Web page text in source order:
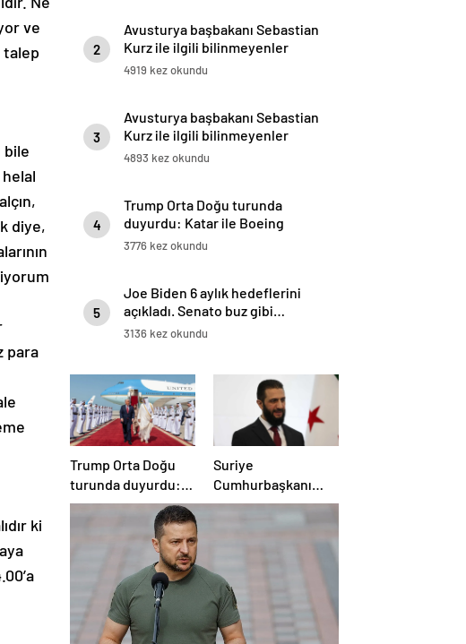
ve
talep
diye,
2
Kurz ile ilgili bilinmeyenler
4919 kez okundu
3
Kurz ile ilgili bilinmeyenler
4893 kez okundu
4
duyurdu: Katar ile Boeing
arasında 200 milyar dolarlık
anlaşma
3776 kez okundu
5
açıkladı. Senato buz gibi…
3136 kez okundu
Trump Orta Doğu
turunda duyurdu:
Katar ile Boeing
arasında 200 milyar
dolarlık anlaşma
Suriye
Cumhurbaşkanı
Şara’dan Başkan
Erdoğan’a teşekkür